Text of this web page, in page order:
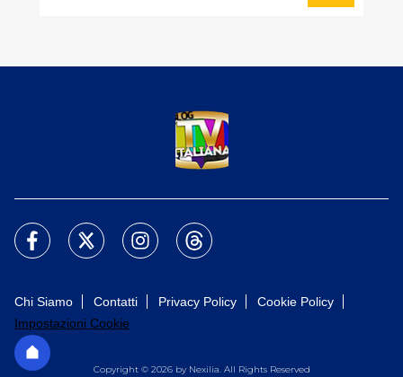
Chi Siamo Contatti Privacy Policy
Cookie Policy
Impostazioni Cookie
Copyright © 2026 by Nexilia. All Rights Reserved